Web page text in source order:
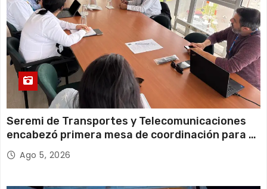
Seremi de Transportes y Telecomunicaciones
encabezó primera mesa de coordinación para el
retiro de cables en desuso en Iquique
Ago 5, 2026